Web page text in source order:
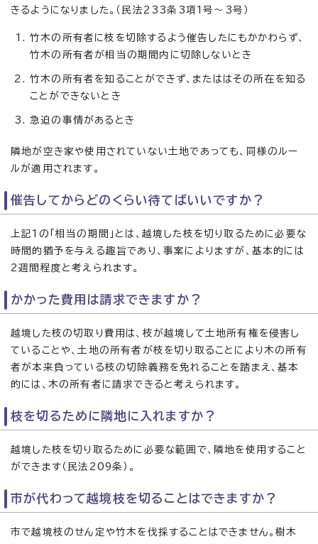
きるようになりました。（民法233条3項1号〜3号）
竹木の所有者に枝を切除するよう催告したにもかかわらず、
竹木の所有者が相当の期間内に切除しないとき
竹木の所有者を知ることができず、またははその所在を知る
ことができないとき
急迫の事情があるとき
隣地が空き家や使用されていない土地であっても、同様のルー
ルが適用されます。
催告してからどのくらい待てばいいですか？
上記1の「相当の期間」とは、越境した枝を切り取るために必要な
時間的猶予を与える趣旨であり、事案によりますが、基本的には
2週間程度と考えられます。
かかった費用は請求できますか？
越境した枝の切取り費用は、枝が越境して土地所有権を侵害し
ていることや、土地の所有者が枝を切り取ることにより木の所有
者が本来負っている枝の切除義務を免れることを踏まえ、基本
的には、木の所有者に請求できると考えられます。
枝を切るために隣地に入れますか？
越境した枝を切り取るために必要な範囲で、隣地を使用すること
ができます（民法209条）。
市が代わって越境枝を切ることはできますか？
市で越境枝のせん定や竹木を伐採することはできません。樹木